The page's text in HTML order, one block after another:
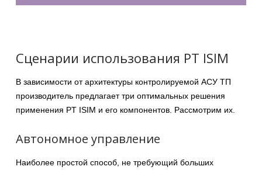
Сценарии использования PT ISIM
В зависимости от архитектуры контролируемой АСУ ТП
производитель предлагает три оптимальных решения
применения PT ISIM и его компонентов. Рассмотрим их.
Автономное управление
Наиболее простой способ, не требующий больших